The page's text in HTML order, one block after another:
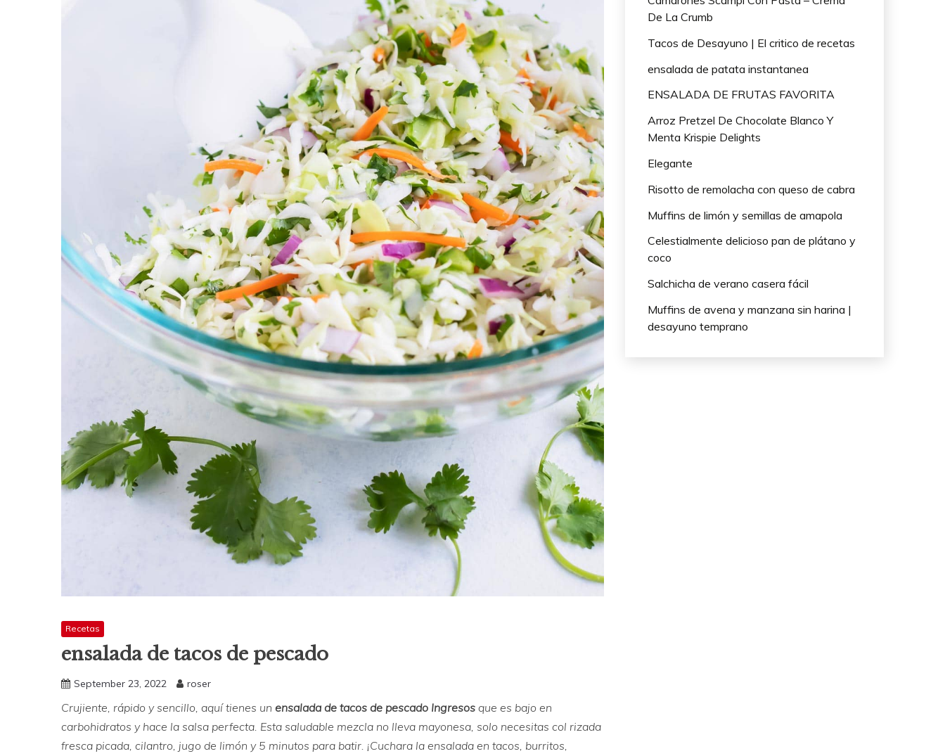
Recetas
ensalada de tacos de pescado
September 23, 2022 roser
Crujiente, rápido y sencillo, aquí tienes un ensalada de tacos de pescado Ingresos que es bajo en
carbohidratos y hace la salsa perfecta. Esta saludable mezcla no lleva mayonesa, solo necesitas col rizada
fresca picada, cilantro, jugo de limón y 5 minutos para batir. ¡Cuchara la ensalada en tacos, burritos,
De La Crumb
Tacos de Desayuno | El critico de recetas
ensalada de patata instantanea
ENSALADA DE FRUTAS FAVORITA
Arroz Pretzel De Chocolate Blanco Y
Menta Krispie Delights
Elegante
Risotto de remolacha con queso de cabra
Muffins de limón y semillas de amapola
Celestialmente delicioso pan de plátano y
coco
Salchicha de verano casera fácil
Muffins de avena y manzana sin harina |
desayuno temprano